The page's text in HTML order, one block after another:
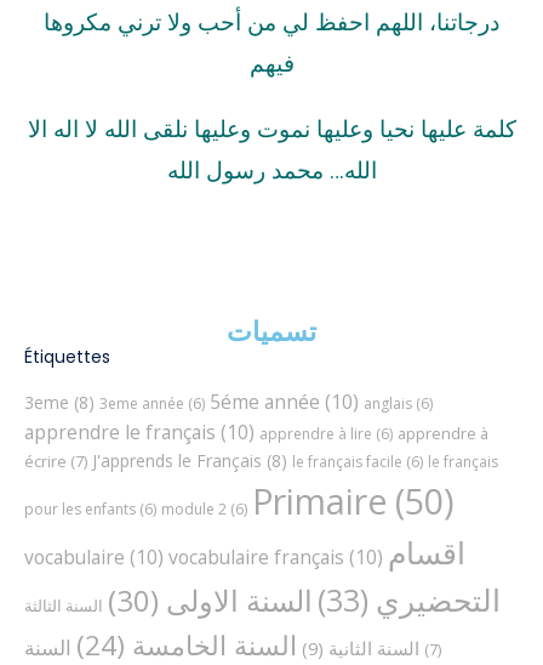
درجاتنا، اللهم احفظ لي من أحب ولا ترني مكروها
فيهم
كلمة عليها نحيا وعليها نموت وعليها نلقى الله لا اله الا
الله… محمد رسول الله
تسميات
Étiquettes
3eme (8) 3eme année (6) 5éme année (10) anglais (6)
apprendre le français (10) apprendre à lire (6) apprendre à
écrire (7) J'apprends le Français (8) le français facile (6) le français
pour les enfants (6) module 2 (6) Primaire (50)
vocabulaire (10) vocabulaire français (10) اقسام
التحضيري (33) السنة الاولى (30)
السنة الثالثة
(7)
السنة الثانية (9) السنة الخامسة (24)
السنة